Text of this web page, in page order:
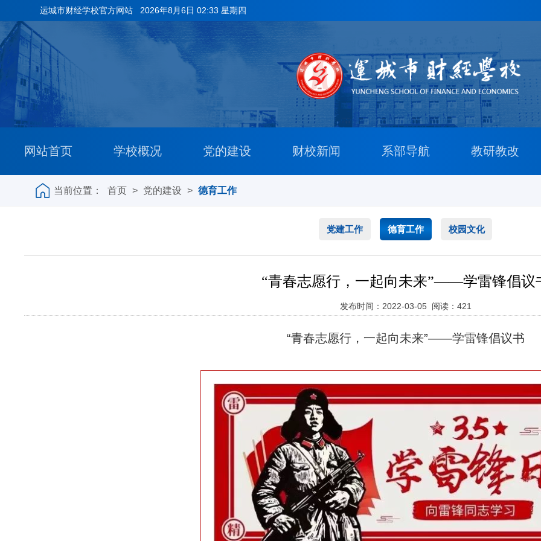
运城市财经学校官方网站 2026年8月6日 02:33 星期四
网站首页 学校概况 党的建设 财校新闻 系部导航 教研教改
当前位置： 首页 > 党的建设 > 德育工作
党建工作 德育工作 校园文化
“青春志愿行，一起向未来”——学雷锋倡议
发布时间：2022-03-05 阅读： 421
“青春志愿行，一起向未来”——学雷锋倡议书